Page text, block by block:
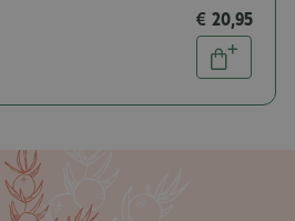
€ 20,95
Aantal
In